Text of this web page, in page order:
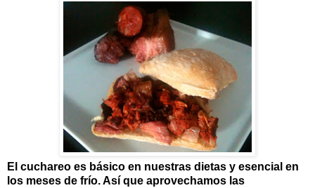
El cuchareo es básico en nuestras dietas y esencial en
los meses de frío. Así que aprovechamos las